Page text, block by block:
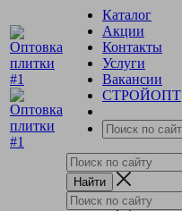
Каталог
Акции
Контакты
Услуги
Вакансии
СТРОЙОПТ